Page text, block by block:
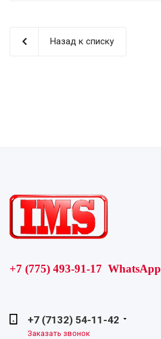
Назад к списку
+7 (775) 493-91-17 WhatsApp
+7 (7132) 54-11-42
Заказать звонок